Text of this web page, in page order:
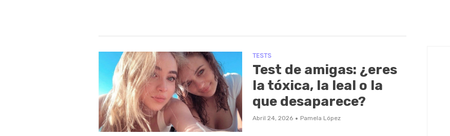
TESTS
Test de amigas: ¿eres
la tóxica, la leal o la
que desaparece?
Abril 24, 2026 · Pamela López